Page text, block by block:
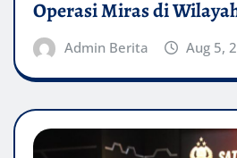
Operasi Miras di
Admin Berita Aug 5,